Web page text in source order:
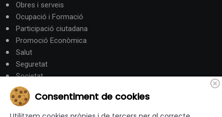
Obres i serveis
Ocupació i Formació
Participació ciutadana
Promoció Econòmica
Salut
Seguretat
Societat
Turisme
Consentiment de cookies